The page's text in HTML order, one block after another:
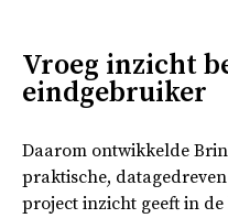
Vroeg inzicht
eindgebruiker
Daarom ontwikkelde
praktische,
project inzicht geeft in